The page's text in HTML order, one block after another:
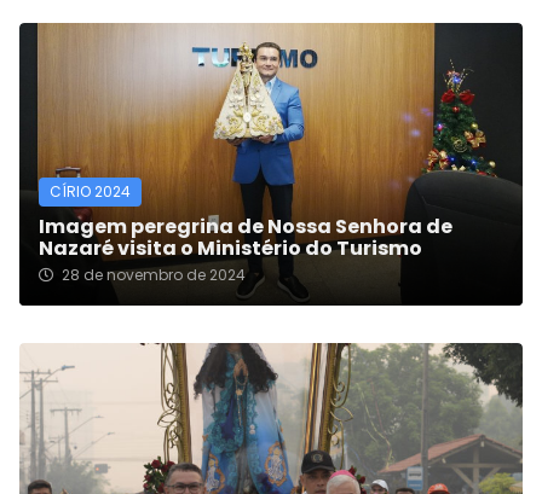
CÍRIO 2024
Imagem peregrina de Nossa Senhora de
Nazaré visita o Ministério do Turismo
28 de novembro de 2024